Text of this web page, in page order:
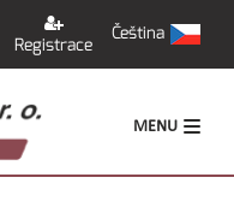
Registrace
Čeština
MENU